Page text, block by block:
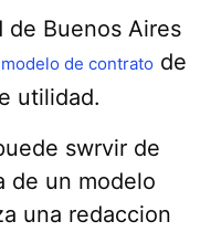
de Buenos Aires
modelo de contrato de
utilidad.
swrvir de
de un modelo
una redaccion